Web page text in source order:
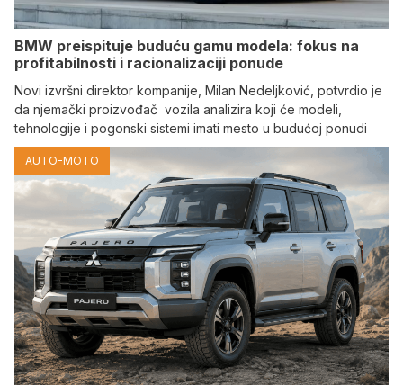
BMW preispituje buduću gamu modela: fokus na
profitabilnosti i racionalizaciji ponude
Novi izvršni direktor kompanije, Milan Nedeljković, potvrdio je
da njemački proizvođač vozila analizira koji će modeli,
tehnologije i pogonski sistemi imati mesto u budućoj ponudi
AUTO-MOTO